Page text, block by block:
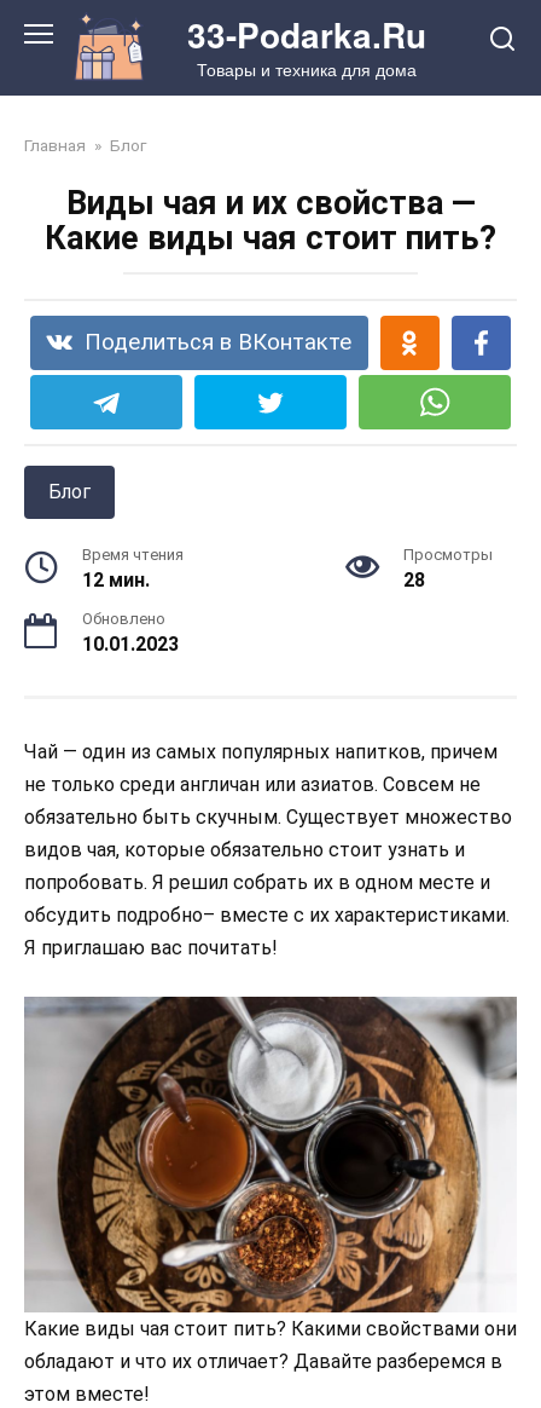
контенту
33-Podarka.Ru
Товары и техника для дома
Главная » Блог
Виды чая и их свойства —
Какие виды чая стоит пить?
Поделиться в ВКонтакте
Блог
Время чтения
12 мин.
Просмотры
28
Обновлено
10.01.2023
Чай — один из самых популярных напитков, причем
не только среди англичан или азиатов. Совсем не
обязательно быть скучным. Существует множество
видов чая, которые обязательно стоит узнать и
попробовать. Я решил собрать их в одном месте и
обсудить подробно– вместе с их характеристиками.
Я приглашаю вас почитать!
Какие виды чая стоит пить? Какими свойствами они
обладают и что их отличает? Давайте разберемся в
этом вместе!